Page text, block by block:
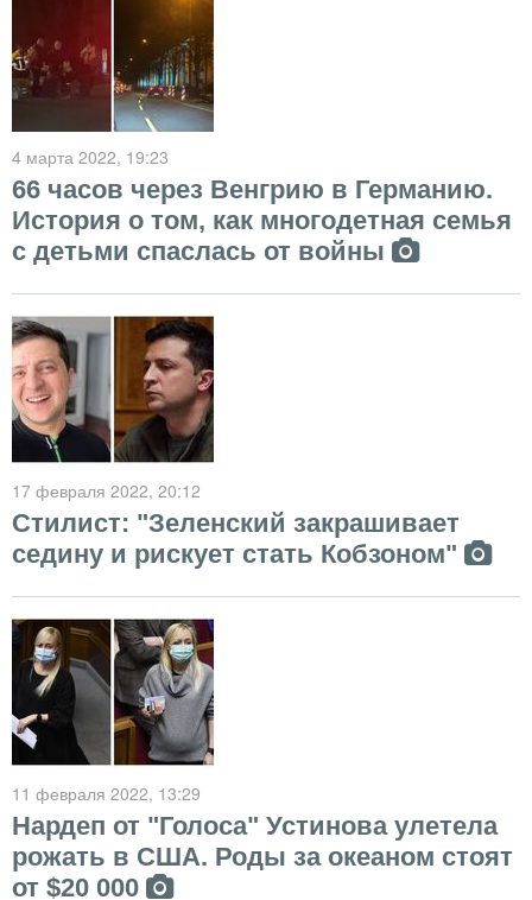
4 марта 2022, 19:23
66 часов через Венгрию в Германию.
История о том, как многодетная семья
с детьми спаслась от войны
17 февраля 2022, 20:12
Стилист: "Зеленский закрашивает
седину и рискует стать Кобзоном"
11 февраля 2022, 13:29
Нардеп от "Голоса" Устинова улетела
рожать в США. Роды за океаном стоят
от $20 000